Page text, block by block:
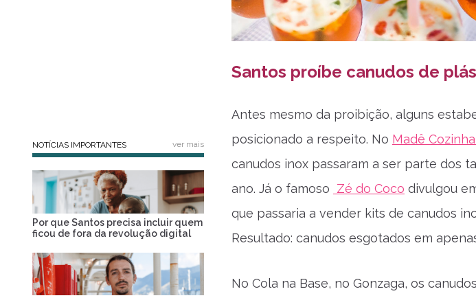
Santos proíbe canudos de
Antes mesmo da proibição, alguns
posicionado a respeito. No Madê
canudos inox passaram a ser parte dos
ano. Já o famoso Zé do Coco divulgou
que passaria a vender kits de canudos
Resultado: canudos esgotados em
No Cola na Base, no Gonzaga, os
NOTÍCIAS IMPORTANTES ver mais
Por que Santos precisa incluir quem
ficou de fora da revolução digital